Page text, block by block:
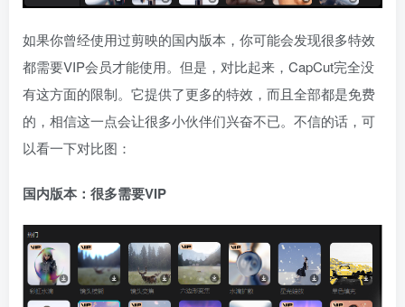
如果你曾经使用过剪映的国内版本，你可能会发现很多特效
都需要VIP会员才能使用。但是，对比起来，CapCut完全没
有这方面的限制。它提供了更多的特效，而且全部都是免费
的，相信这一点会让很多小伙伴们兴奋不已。不信的话，可
以看一下对比图：
国内版本：很多需要VIP